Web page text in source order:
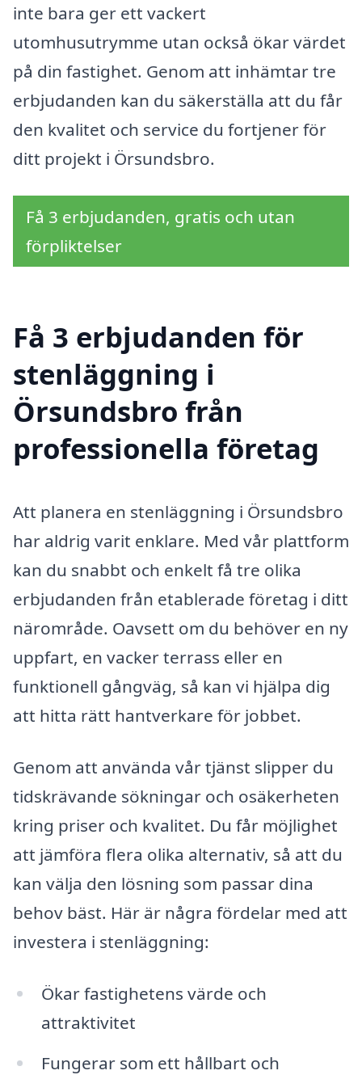
inte bara ger ett vackert
utomhusutrymme utan också ökar värdet
på din fastighet. Genom att inhämtar tre
erbjudanden kan du säkerställa att du får
den kvalitet och service du fortjener för
ditt projekt i Örsundsbro.
Få 3 erbjudanden, gratis och utan
förpliktelser
Få 3 erbjudanden för
stenläggning i
Örsundsbro från
professionella företag
Att planera en stenläggning i Örsundsbro
har aldrig varit enklare. Med vår plattform
kan du snabbt och enkelt få tre olika
erbjudanden från etablerade företag i ditt
närområde. Oavsett om du behöver en ny
uppfart, en vacker terrass eller en
funktionell gångväg, så kan vi hjälpa dig
att hitta rätt hantverkare för jobbet.
Genom att använda vår tjänst slipper du
tidskrävande sökningar och osäkerheten
kring priser och kvalitet. Du får möjlighet
att jämföra flera olika alternativ, så att du
kan välja den lösning som passar dina
behov bäst. Här är några fördelar med att
investera i stenläggning:
Ökar fastighetens värde och
attraktivitet
Fungerar som ett hållbart och